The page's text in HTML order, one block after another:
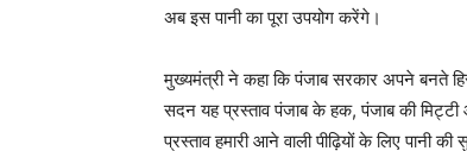
अब इस पानी का पूरा उपयोग करेंगे।
मुख्यमंत्री ने कहा कि पंजाब सरकार अपने बनते
सदन यह प्रस्ताव पंजाब के हक, पंजाब की मिट्टी
प्रस्ताव हमारी आने वाली पीढ़ियों के लिए पानी की